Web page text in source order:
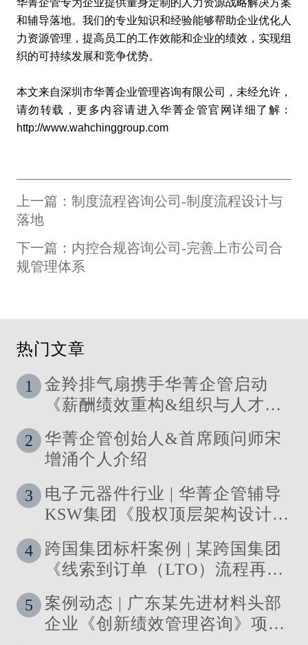
华菁企管专为企业提供量身定制的人力资源战略解决方案
和辅导落地。我们的专业知识和经验能够帮助企业优化人
力资源管理，提高员工的工作效能和企业的绩效，实现组
织的可持续发展和竞争优势。
本文来自深圳市华菁企业管理咨询有限公司，未经允许，
请勿转载，更多内容请进入华菁企管官网详细了解：
http://www.wahchinggroup.com
上一篇：制度流程咨询公司-制度流程设计与
落地
下一篇：内控合规咨询公司-完善上市公司合
规管理体系
热门文章
1
金羚排气扇携手华菁企管启动
《薪酬绩效重构&组织与人才发
2
华菁企管创始人&首席顾问师宋
增涌个人介绍
3
电子元器件行业 | 华菁企管辅导
KSW集团《股权顶层架构设计及
4
跨国集团标杆案例 | 某跨国集团
《线索到订单（LTO）流程再造
与资源优化》 管理咨询项目圆满
落地
5
案例动态 | 广东某先进材料头部
企业《创新绩效管理咨询》项目